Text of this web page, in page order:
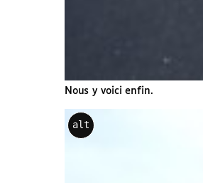
Nous y voici enfin.
alt